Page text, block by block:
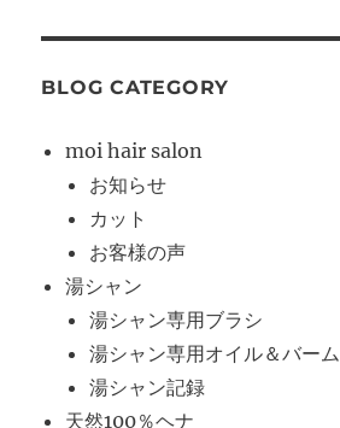
BLOG CATEGORY
moi hair salon
お知らせ
カット
お客様の声
湯シャン
湯シャン専用ブラシ
湯シャン専用オイル＆バーム
湯シャン記録
天然100％ヘナ